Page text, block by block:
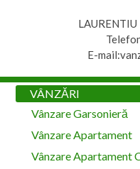
E-
VÂNZĂRI
Vânzare Garsonieră
Vânzare Apartament
Vânzare Apartament